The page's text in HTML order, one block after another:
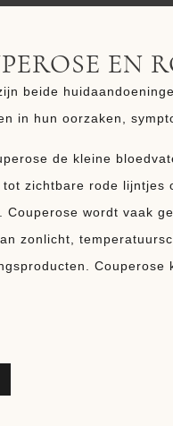
EN
beide
in hun oorzaken,
de kleine
zichtbare rode lijntjes
Couperose wordt vaak
zonlicht,
Couperose